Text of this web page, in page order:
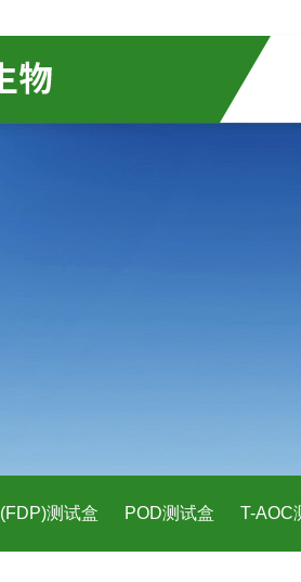
(FDP)测试盒 POD测试盒 T-AOC